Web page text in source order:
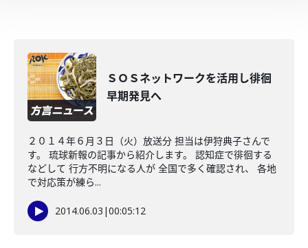
ＳＯＳネットワークを活用し徘徊
早期発見へ
２０１４年６月３日（火）放送分 担当は伊狩典子さんで
す。 琉球新報の記事から紹介します。 認知症で徘徊する
などして 行方不明になる人が 全国で多く確認され、 各地
で対応策が練ら...
2014.06.03 |00:05:12